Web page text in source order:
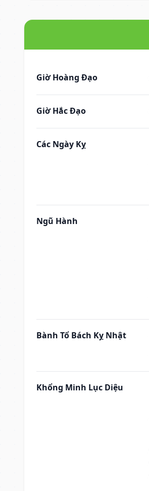
Giờ Hoàng Đạo
Giờ Hắc Đạo
Các Ngày Kỵ
Ngũ Hành
Bành Tổ Bách Kỵ Nhật
Khổng Minh Lục Diệu